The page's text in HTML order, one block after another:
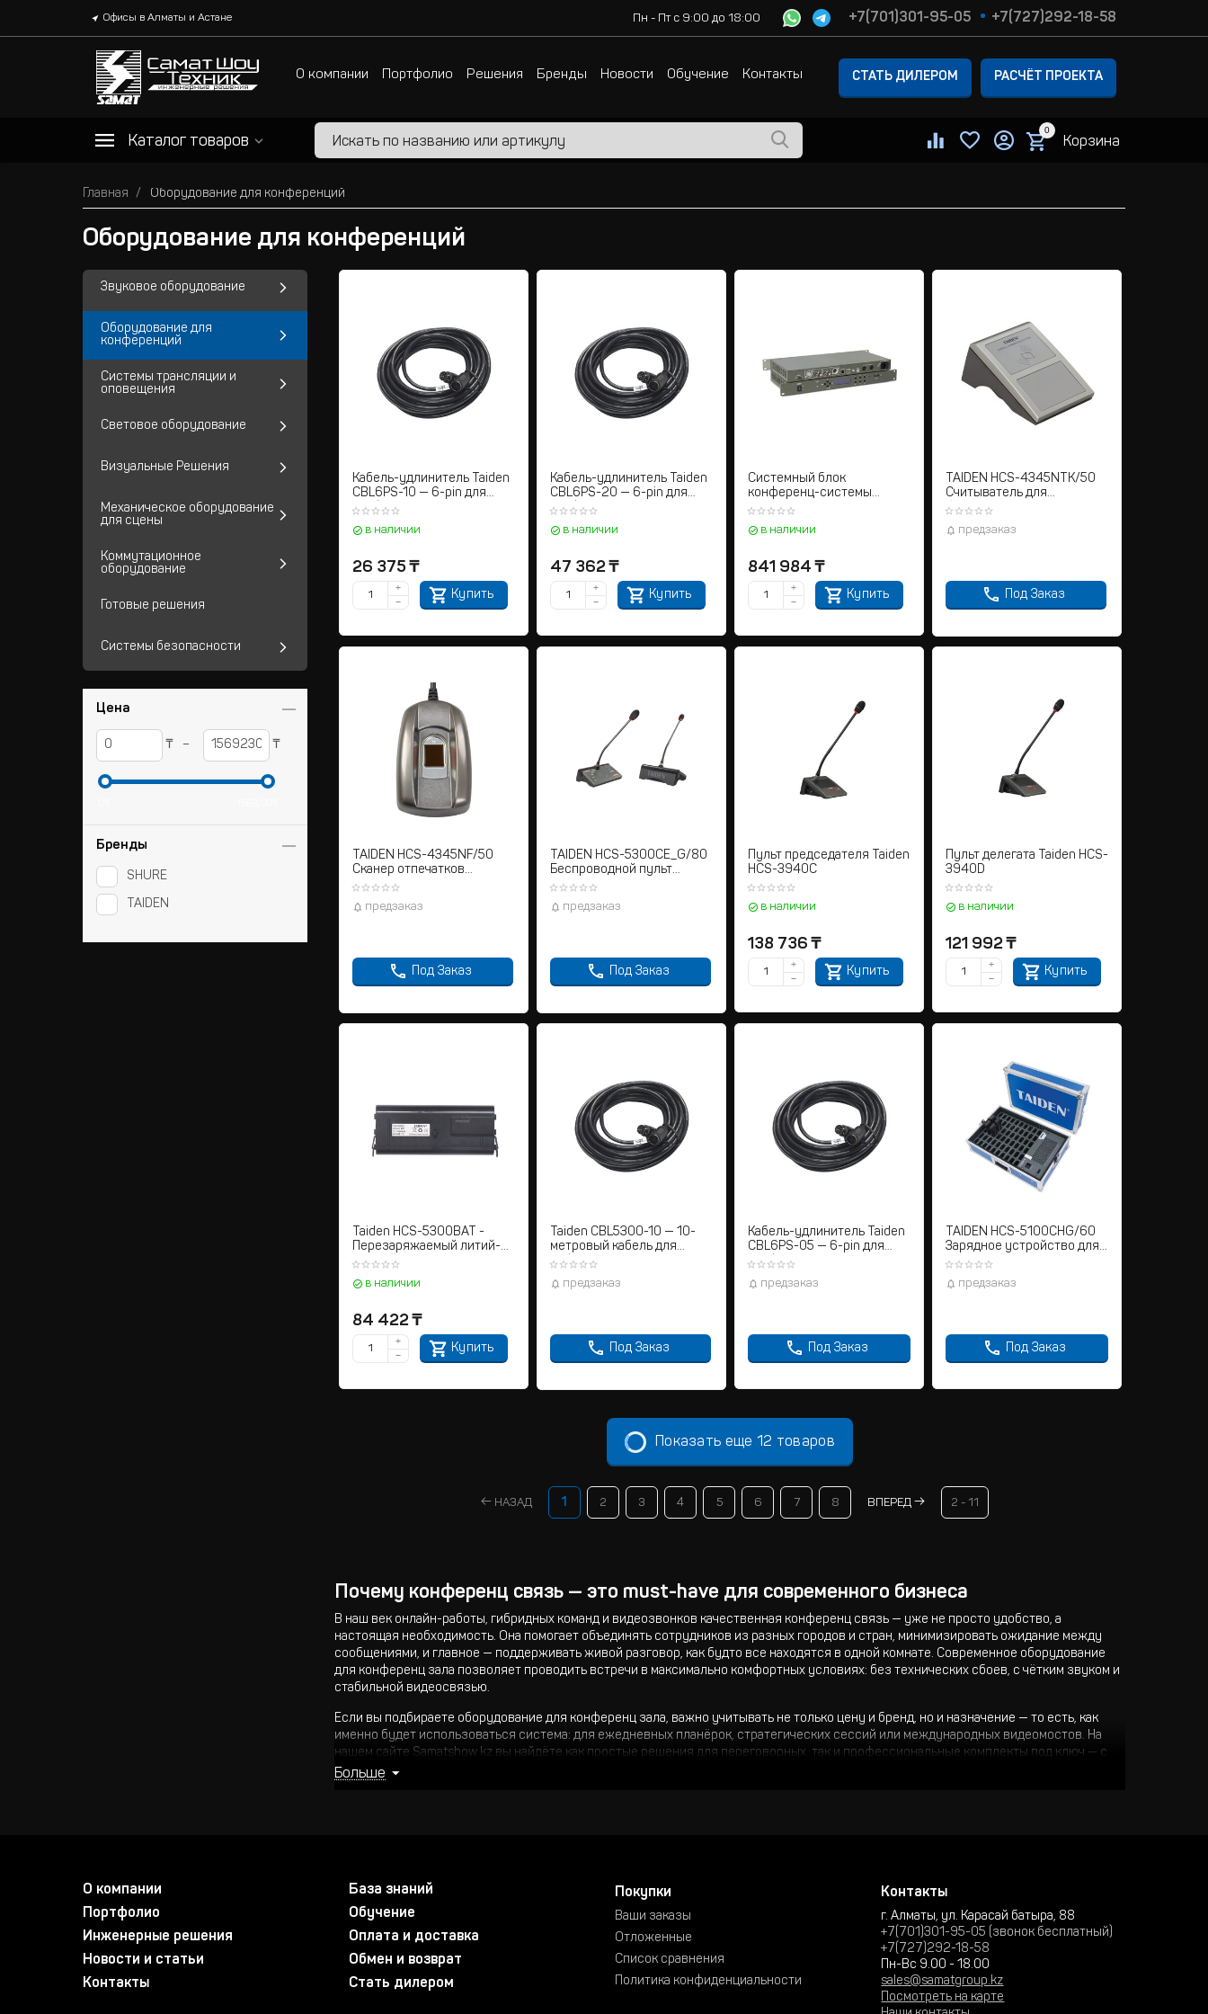
Офисы в Алматы и Астане Пн - Пт с 9:00 до 18:00 +7(701)301-95-05 +7(727)292-18-58
О компании Портфолио Решения Бренды Новости Обучение Контакты СТАТЬ ДИЛЕРОМ РАСЧЁТ ПРОЕКТА
Каталог товаров
0
Корзина
Главная Оборудование для конференций
Оборудование для конференций
Почему конференц связь — это must-have для современного бизнеса
В наш век онлайн-работы, гибридных команд и видеозвонков качественная конференц связь — уже не просто удобство, а
настоящая необходимость. Она помогает объединять сотрудников из разных городов и стран, минимизировать ожидание между
сообщениями, и главное — поддерживать живой разговор, как будто все находятся в одной комнате. Современное оборудование
для конференц зала позволяет проводить встречи в максимально комфортных условиях: без технических сбоев, с чётким звуком и
стабильной видеосвязью.
Если вы подбираете оборудование для конференц зала, важно учитывать не только цену и бренд, но и назначение — то есть, как
именно будет использоваться система: для ежедневных планёрок, стратегических сессий или международных видеомостов. На
нашем сайте Samatshow.kz вы найдёте как простые решения для переговорных, так и профессиональные комплекты под ключ — с
доставкой и установкой по всей территории Казахстана: от Алматы до Астаны и регионов.
Базовые элементы:
Центральный пульт управления (для координации участников)
Микрофоны для каждого участника
Акустическая система с чистым звучанием
Видеокамеры и дисплеи (при необходимости видеосвязи)
Коммутационное оборудование
Больше
Кабель-удлинитель Taiden
CBL6PS-10 — 6-pin для
конференц-систем
в наличии
26 375 ₸
Купить
+
−
Кабель-удлинитель Taiden
CBL6PS-20 — 6-pin для
конференц-систем
в наличии
47 362 ₸
Купить
+
−
Системный блок
конференц-системы
Taiden HCS-3900MA/20 с
в наличии
841 984 ₸
Купить
+
−
TAIDEN HCS-4345NTK/50
Считыватель для
бесконтактных карт
предзаказ
Под Заказ
TAIDEN HCS-4345NF/50
Сканер отпечатков
пальцев
предзаказ
Под Заказ
TAIDEN HCS-5300CE_G/80
Беспроводной пульт
председателя
предзаказ
Под Заказ
Пульт председателя Taiden
HCS-3940C
в наличии
138 736 ₸
Купить
+
−
Пульт делегата Taiden HCS-
3940D
в наличии
121 992 ₸
Купить
+
−
Taiden HCS-5300BAT -
Перезаряжаемый литий-
ионный аккумулятор
в наличии
84 422 ₸
Купить
+
−
Taiden CBL5300-10 — 10-
метровый кабель для
инфракрасного
предзаказ
Под Заказ
Кабель-удлинитель Taiden
CBL6PS-05 — 6-pin для
конференц-систем
предзаказ
Под Заказ
TAIDEN HCS-5100CHG/60
Зарядное устройство для
ИК приемников
предзаказ
Под Заказ
Показать еще 12 товаров
НАЗАД 1 2 3 4 5 6 7 8 ВПЕРЕД 2 - 11
Звуковое оборудование
Оборудование для
конференций
Системы трансляции и
оповещения
Световое оборудование
Визуальные Решения
Механическое оборудование
для сцены
Коммутационное
оборудование
Готовые решения
Системы безопасности
Цена
₸ – ₸
Бренды
SHURE
TAIDEN
О компании
Портфолио
Инженерные решения
Новости и статьи
Контакты
База знаний
Обучение
Оплата и доставка
Обмен и возврат
Стать дилером
Покупки
Ваши заказы
Отложенные
Список сравнения
Политика конфиденциальности
Контакты
г. Алматы, ул. Карасай батыра, 88
+7(701)301-95-05 (звонок бесплатный)
+7(727)292-18-58
Пн-Вс 9.00 - 18.00
sales@samatgroup.kz
Посмотреть на карте